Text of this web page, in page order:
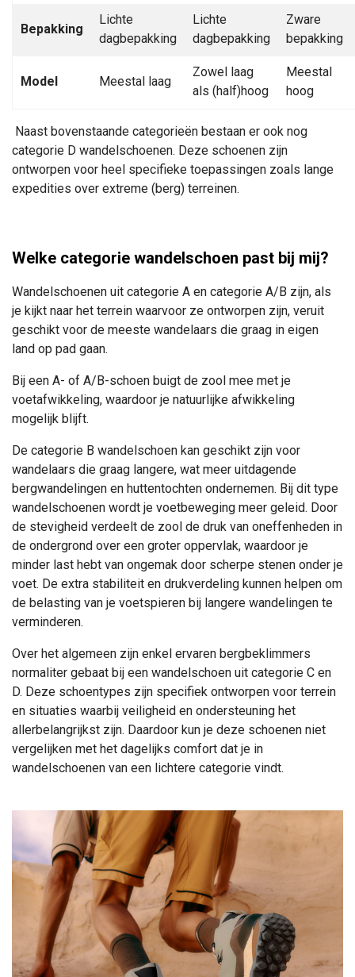
Bepakking
Lichte
dagbepakking
Lichte
dagbepakking
Zware
bepakking
Model Meestal laag
Zowel laag
als (half)hoog
Meestal
hoog
Naast bovenstaande categorieën bestaan er ook nog
categorie D wandelschoenen. Deze schoenen zijn
ontworpen voor heel specifieke toepassingen zoals lange
expedities over extreme (berg) terreinen.
Welke categorie wandelschoen past bij mij?
Wandelschoenen uit categorie A en categorie A/B zijn, als
je kijkt naar het terrein waarvoor ze ontworpen zijn, veruit
geschikt voor de meeste wandelaars die graag in eigen
land op pad gaan.
Bij een A- of A/B-schoen buigt de zool mee met je
voetafwikkeling, waardoor je natuurlijke afwikkeling
mogelijk blijft.
De categorie B wandelschoen kan geschikt zijn voor
wandelaars die graag langere, wat meer uitdagende
bergwandelingen en huttentochten ondernemen. Bij dit type
wandelschoenen wordt je voetbeweging meer geleid. Door
de stevigheid verdeelt de zool de druk van oneffenheden in
de ondergrond over een groter oppervlak, waardoor je
minder last hebt van ongemak door scherpe stenen onder je
voet. De extra stabiliteit en drukverdeling kunnen helpen om
de belasting van je voetspieren bij langere wandelingen te
verminderen.
Over het algemeen zijn enkel ervaren bergbeklimmers
normaliter gebaat bij een wandelschoen uit categorie C en
D. Deze schoentypes zijn specifiek ontworpen voor terrein
en situaties waarbij veiligheid en ondersteuning het
allerbelangrijkst zijn. Daardoor kun je deze schoenen niet
vergelijken met het dagelijks comfort dat je in
wandelschoenen van een lichtere categorie vindt.